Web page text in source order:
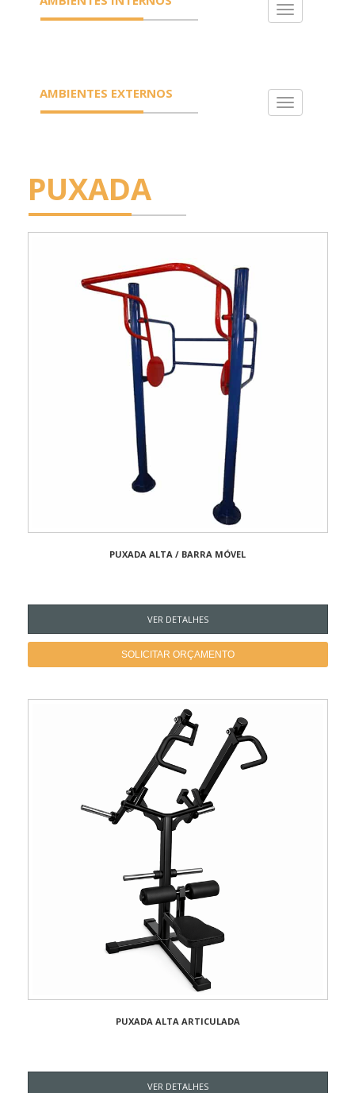
Toggle
AMBIENTES EXTERNOS
Toggle
PUXADA
PUXADA ALTA / BARRA MÓVEL
VER DETALHES
SOLICITAR ORÇAMENTO
PUXADA ALTA ARTICULADA
VER DETALHES